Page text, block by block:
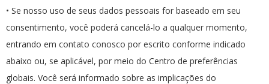
• Se nosso uso de seus dados pessoais for baseado em seu
consentimento, você poderá cancelá-lo a qualquer momento,
entrando em contato conosco por escrito conforme indicado
abaixo ou, se aplicável, por meio do Centro de preferências
globais. Você será informado sobre as implicações do